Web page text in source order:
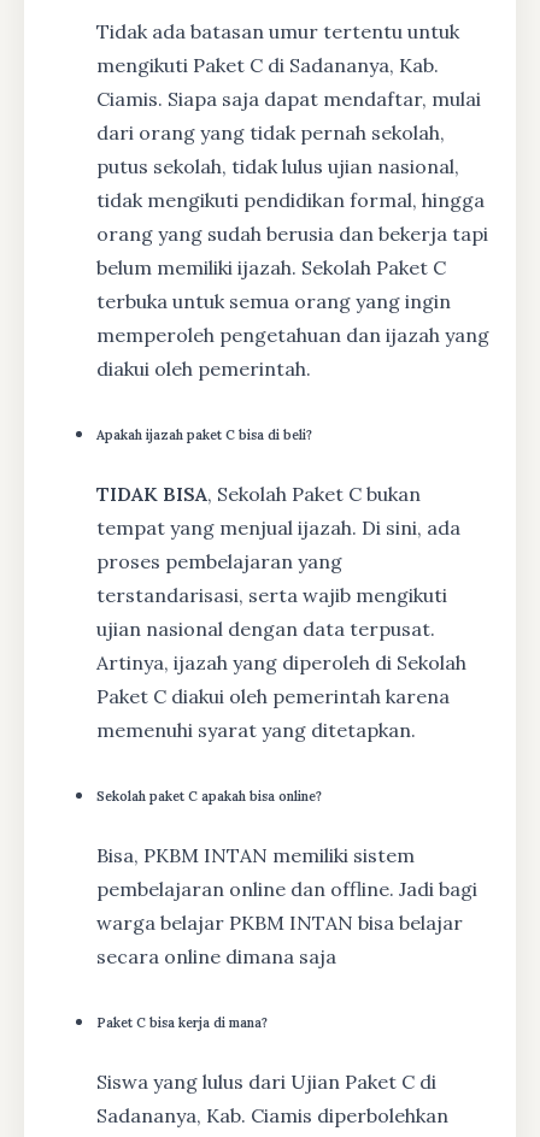
Tidak ada batasan umur tertentu untuk
mengikuti Paket C di Sadananya, Kab.
Ciamis. Siapa saja dapat mendaftar, mulai
dari orang yang tidak pernah sekolah,
putus sekolah, tidak lulus ujian nasional,
tidak mengikuti pendidikan formal, hingga
orang yang sudah berusia dan bekerja tapi
belum memiliki ijazah. Sekolah Paket C
terbuka untuk semua orang yang ingin
memperoleh pengetahuan dan ijazah yang
diakui oleh pemerintah.
Apakah ijazah paket C bisa di beli?
TIDAK BISA, Sekolah Paket C bukan
tempat yang menjual ijazah. Di sini, ada
proses pembelajaran yang
terstandarisasi, serta wajib mengikuti
ujian nasional dengan data terpusat.
Artinya, ijazah yang diperoleh di Sekolah
Paket C diakui oleh pemerintah karena
memenuhi syarat yang ditetapkan.
Sekolah paket C apakah bisa online?
Bisa, PKBM INTAN memiliki sistem
pembelajaran online dan offline. Jadi bagi
warga belajar PKBM INTAN bisa belajar
secara online dimana saja
Paket C bisa kerja di mana?
Siswa yang lulus dari Ujian Paket C di
Sadananya, Kab. Ciamis diperbolehkan